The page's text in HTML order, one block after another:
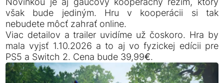
však bude jediným. Hru v kooperácii si tak
nebudete môcť zahrať online.
Viac detailov a trailer uvidíme už čoskoro. Hra by
mala vyjsť 1.10.2026 a to aj vo fyzickej edícii pre
PS5 a Switch 2. Cena bude 39,99€.